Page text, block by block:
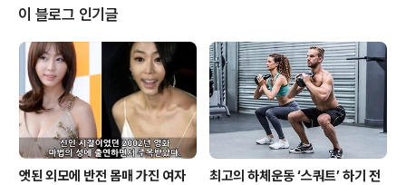
미래 모빌리티 산업의 핵심인 전기차와 관련된 제품들을
전문가와 소비자가 함께 평가하여 더 좋은 품질과 혁신 기
술을 갖춘 제품들을 선보일 수 있도록 선의의 경쟁을 유도
하고, 소비자에게는 좋은 선택을 할 수 있는 기준을 제시하
고자 추진하고 있다. 올해 제 2회 ‘EV 어워즈 20..
이 블로그 인기글
앳된 외모에 반전 몸매 가진 여자
최고의 하체운동 ‘스쿼트’ 하기 전